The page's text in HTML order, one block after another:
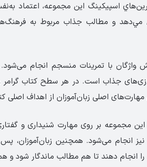
اسپیکینگ این مجموعه، اعتماد به‌نفس
مي‌دهد و مطالب جذاب مربوط به فرهنگ‌هاي
واژگان با تمرینات منسجم انجام
جذاب است. در هر سطح کتاب
اصلی زبان‌آموزان از اهداف اصلی
مجموعه بر روی مهارت شنیداری و
را انجام دهند تا هم مطالب ماندگار شود